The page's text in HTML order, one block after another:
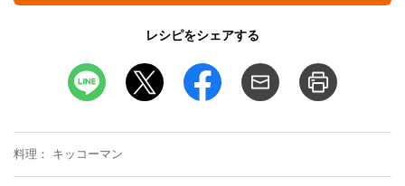
レシピをシェアする
料理 キッコーマン